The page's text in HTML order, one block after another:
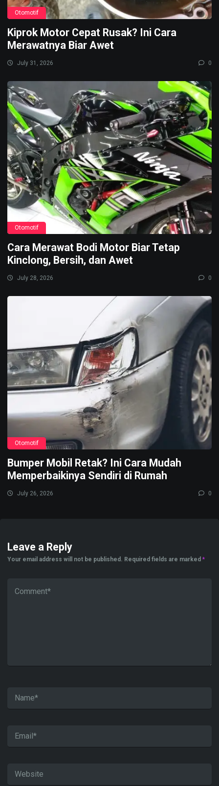
Otomotif
Kiprok Motor Cepat Rusak? Ini Cara
Merawatnya Biar Awet
July 31, 2026 0
Otomotif
Cara Merawat Bodi Motor Biar Tetap
Kinclong, Bersih, dan Awet
July 28, 2026 0
Otomotif
Bumper Mobil Retak? Ini Cara Mudah
Memperbaikinya Sendiri di Rumah
July 26, 2026 0
Leave a Reply
Your email address will not be published. Required fields are marked *